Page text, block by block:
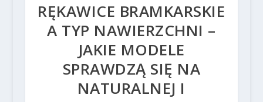
RĘKAWICE BRAMKARSKIE
A TYP NAWIERZCHNI –
JAKIE MODELE
SPRAWDZĄ SIĘ NA
NATURALNEJ I